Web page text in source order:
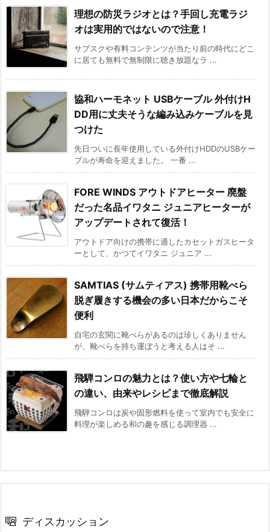
理想の防災ラジオとは？手回し充電ラジ
オは実用的ではないので注意！
サブスクや有料コンテンツが当たり前の時代にどこ
に居ても無料で無制限に聴き放題なラ ...
協和ハーモネット USBケーブル 外付けH
DD用に丈夫そうな編み込みケーブルを見
つけた
先日ついに長年使用している外付けHDDのUSBケー
ブルが寿命を迎えました。 一番 ...
FORE WINDS アウトドアヒーター 廃盤
だった名品イワタニ ジュニアヒーターが
アップデートされて復活！
アウトドア向けの携帯に適したカセットガスヒータ
ーとして、かつてイワタニ ジュニア ...
SAMTIAS (サムティアス) 携帯用靴べら
脱ぎ履きする機会の多い日本だからこそ
便利
自宅の玄関に靴べらがあるのは珍しくありません
が、靴べらを持ち運ぼうと考える人はそ ...
飛騨コンロの魅力とは？使い方や七輪と
の違い、由来やレシピまで徹底解説
飛騨コンロは炭や固形燃料を使って室内でも安全に
料理が楽しめる和の趣を感じる調理器 ...
ディスカッション